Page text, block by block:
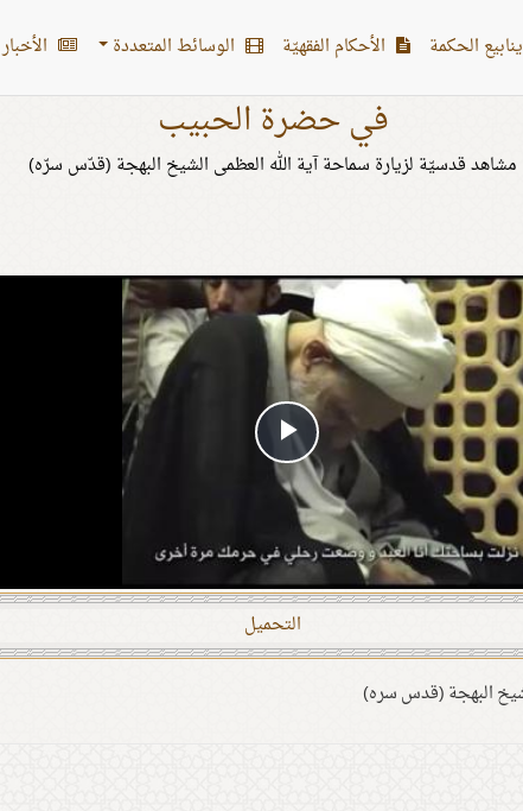
ينابيع الحكمة الأحکام الفقهیّة الوسائط المتعددة الأخبار
في حضرة الحبيب
مشاهد قدسيّة لزيارة سماحة آية الله العظمى الشيخ البهجة (قدّس سرّه)
Play
التحمیل
البهجة (قدس سره)